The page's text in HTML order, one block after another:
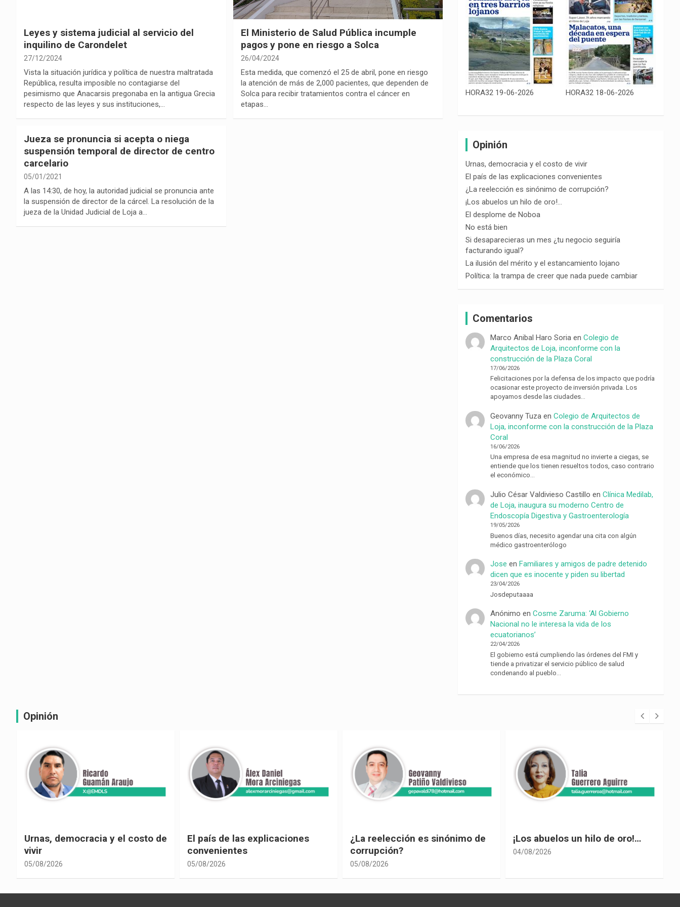
Leyes y sistema judicial al servicio del
inquilino de Carondelet
27/12/2024
Vista la situación jurídica y política de nuestra maltratada
República, resulta imposible no contagiarse del
pesimismo que Anacarsis pregonaba en la antigua Grecia
respecto de las leyes y sus instituciones,…
El Ministerio de Salud Pública incumple
pagos y pone en riesgo a Solca
26/04/2024
Esta medida, que comenzó el 25 de abril, pone en riesgo
la atención de más de 2,000 pacientes, que dependen de
Solca para recibir tratamientos contra el cáncer en
etapas…
Jueza se pronuncia si acepta o niega
suspensión temporal de director de centro
carcelario
05/01/2021
A las 14:30, de hoy, la autoridad judicial se pronuncia ante
la suspensión de director de la cárcel. La resolución de la
jueza de la Unidad Judicial de Loja a…
HORA32 19-06-2026 HORA32 18-06-2026
Opinión
Urnas, democracia y el costo de vivir
El país de las explicaciones convenientes
¿La reelección es sinónimo de corrupción?
¡Los abuelos un hilo de oro!…
El desplome de Noboa
No está bien
Si desaparecieras un mes ¿tu negocio seguiría
facturando igual?
La ilusión del mérito y el estancamiento lojano
Política: la trampa de creer que nada puede cambiar
Comentarios
Marco Anibal Haro Soria enColegio de
Arquitectos de Loja, inconforme con la
construcción de la Plaza Coral
17/06/2026
Felicitaciones por la defensa de los impacto que podría
ocasionar este proyecto de inversión privada. Los
apoyamos desde las ciudades…
Geovanny Tuza enColegio de Arquitectos de
Loja, inconforme con la construcción de la Plaza
Coral
16/06/2026
Una empresa de esa magnitud no invierte a ciegas, se
entiende que los tienen resueltos todos, caso contrario
el económico…
Julio César Valdivieso Castillo enClínica Medilab,
de Loja, inaugura su moderno Centro de
Endoscopía Digestiva y Gastroenterología
19/05/2026
Buenos días, necesito agendar una cita con algún
médico gastroenterólogo
Jose enFamiliares y amigos de padre detenido
dicen que es inocente y piden su libertad
23/04/2026
Josdeputaaaa
Anónimo enCosme Zaruma: ‘Al Gobierno
Nacional no le interesa la vida de los
ecuatorianos’
22/04/2026
El gobierno está cumpliendo las órdenes del FMI y
tiende a privatizar el servicio público de salud
condenando al pueblo…
Opinión
El país de las explicaciones
convenientes
05/08/2026
¿La reelección es sinónimo de
corrupción?
05/08/2026
¡Los abuelos un hilo de oro!…
04/08/2026
El desplome de Noboa
04/08/2026